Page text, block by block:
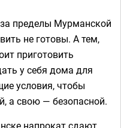
пределы Мурманской
не готовы. А тем,
приготовить
у себя дома для
условия, чтобы
а свою — безопасной.